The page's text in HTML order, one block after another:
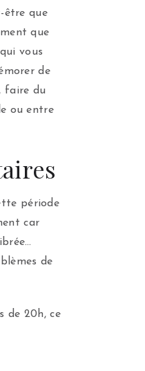
être que
que
vous
de
faire du
ou entre
période
car
de
de 20h, ce